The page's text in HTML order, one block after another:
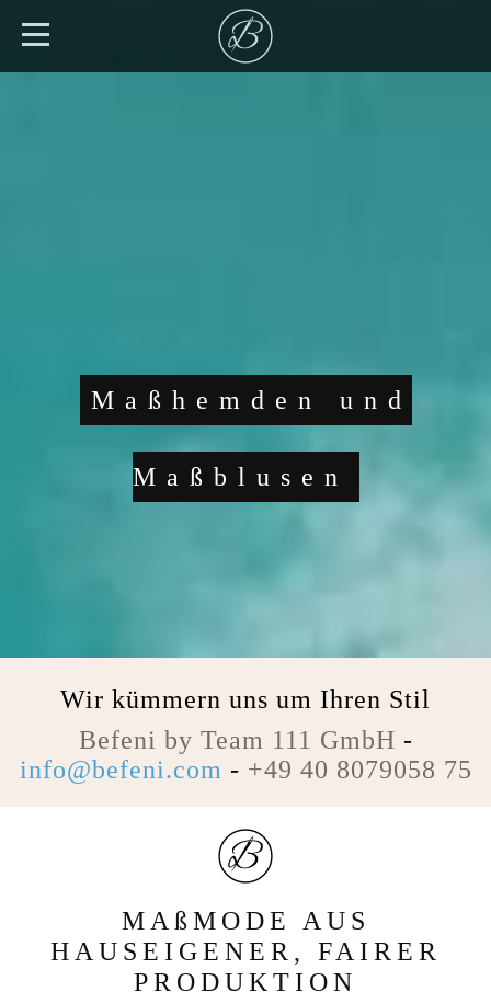
Maßhemden und
Maßblusen
Wir kümmern uns um Ihren Stil
Befeni by Team 111 GmbH -
info@befeni.com - +49 40 8079058 75
MAßMODE AUS
HAUSEIGENER, FAIRER
PRODUKTION